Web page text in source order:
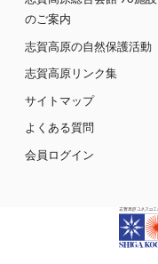
のご案内
志賀高原の自然保護活動
志賀高原リンク集
サイトマップ
よくある質問
会員ログイン